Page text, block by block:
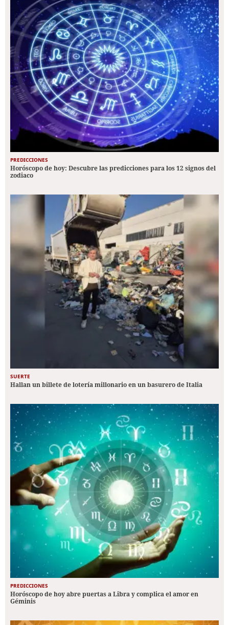
PREDICCIONES
Horóscopo de hoy: Descubre las predicciones para los 12 signos del
zodiaco
SUERTE
Hallan un billete de lotería millonario en un basurero de Italia
PREDICCIONES
Horóscopo de hoy abre puertas a Libra y complica el amor en
Géminis